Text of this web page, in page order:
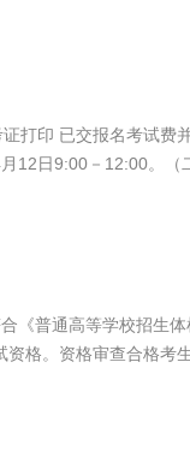
请于4月
12日9:00－12:00。（
《普通高等学校招生
格。资格审查合格考